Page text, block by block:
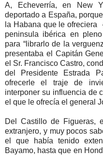
A, Echeverría, en New
deportado a España,
la Habana que le ofreciera
peninsula ibérica en
para “librarlo de la
presentaba el Capitán
el Sr. Francisco Castro,
del Presidente Estrada
ofrecerle el traje de
interponer su influencia de
el que le ofrecía el general
Del Castillo de Figueras,
extranjero, y muy pocos
el que había tenido
Bayamo, hasta que en